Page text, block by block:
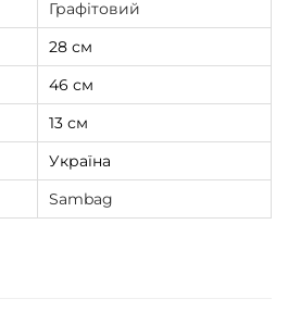
Графітовий
28 см
46 см
13 см
Україна
Sambag